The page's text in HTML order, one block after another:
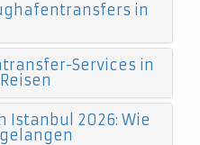
in
Services in
Istanbul 2026: Wie